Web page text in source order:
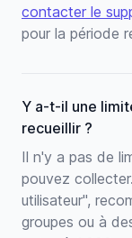
contacter le
pour la période
Y a-t-il une
recueillir ?
Il n'y a pas de
pouvez
utilisateur",
groupes ou à